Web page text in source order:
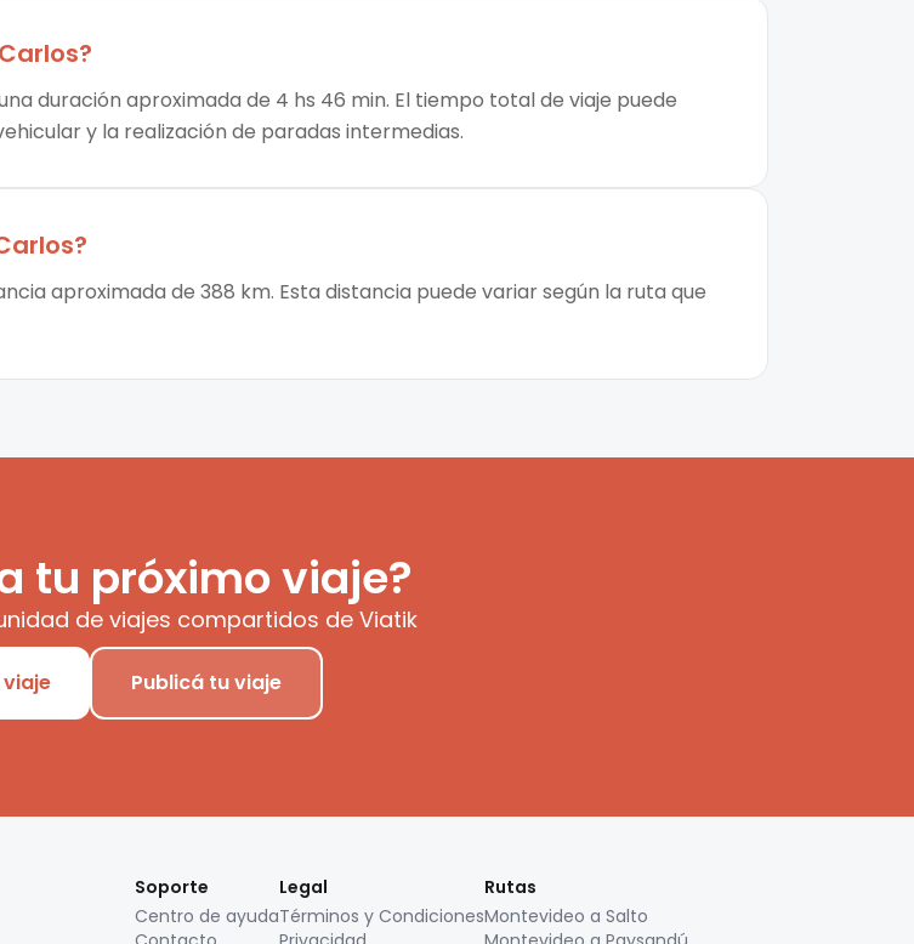
?
duración aproximada de 4 hs 46 min. El tiempo total de viaje puede
y la realización de paradas intermedias.
?
aproximada de 388 km. Esta distancia puede variar según la ruta que
tu próximo viaje?
de viajes compartidos de Viatik
viaje Publicá tu viaje
Soporte
Centro de ayuda
Legal
Términos y Condiciones
Rutas
Montevideo a Salto